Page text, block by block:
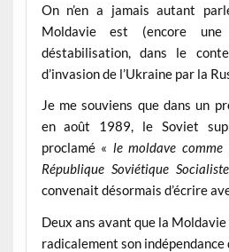
On n’en a jamais autant
Moldavie est (encore
déstabilisation, dans le
d’invasion de l’Ukraine par la
Je me souviens que dans un
en août 1989, le Soviet
proclamé « le moldave
République Soviétique
convenait désormais d’écrire
Deux ans avant que la
radicalement son indépendance